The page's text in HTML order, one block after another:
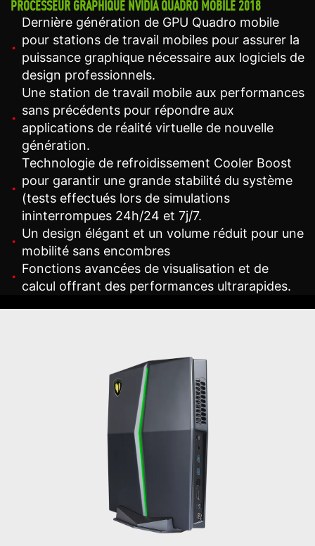
PROCESSEUR GRAPHIQUE NVIDIA QUADRO MOBILE 2018
Dernière génération de GPU Quadro mobile
pour stations de travail mobiles pour assurer la
puissance graphique nécessaire aux logiciels de
design professionnels.
Une station de travail mobile aux performances
sans précédents pour répondre aux
applications de réalité virtuelle de nouvelle
génération.
Technologie de refroidissement Cooler Boost
pour garantir une grande stabilité du système
(tests effectués lors de simulations
ininterrompues 24h/24 et 7j/7.
Un design élégant et un volume réduit pour une
mobilité sans encombres
Fonctions avancées de visualisation et de
calcul offrant des performances ultrarapides.